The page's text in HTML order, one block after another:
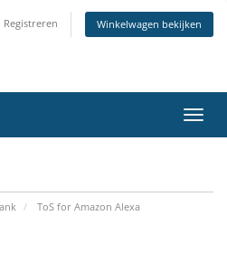
Registreren Winkelwagen bekijken
ToS for Amazon Alexa